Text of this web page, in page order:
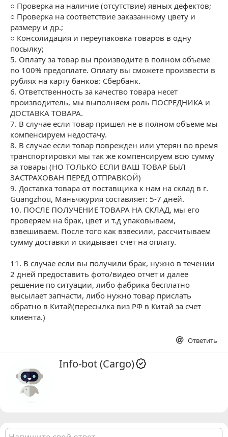
○ Проверка на наличие (отсутствие) явных дефектов;
○ Проверка на соответствие заказанному цвету и
размеру и др.;
○ Консолидация и переупаковка товаров в одну
посылку;
5. Оплату за товар вы производите в полном объеме
по 100% предоплате. Оплату вы сможете произвести в
рублях на карту банков: Сбербанк.
6. Ответственность за качество товара несет
производитель, мы выполняем роль ПОСРЕДНИКА и
ДОСТАВКА ТОВАРА.
7. В случае если товар пришел не в полном объеме мы
компенсируем недостачу.
8. В случае если товар поврежден или утерян во время
транспортировки мы так же компенсируем всю сумму
за товары (НО ТОЛЬКО ЕСЛИ ВАШ ТОВАР БЫЛ
ЗАСТРАХОВАН ПЕРЕД ОТПРАВКОЙ)
9. Доставка товара от поставщика к нам на склад в г.
Guangzhou, Маньчжурия составляет: 5-7 дней.
10. ПОСЛЕ ПОЛУЧЕНИЕ ТОВАРА НА СКЛАД, мы его
проверяем на брак, цвет и т.д упаковываем,
взвешиваем. После того как взвесили, рассчитываем
сумму доставки и скидывает счет на оплату.
11. В случае если вы получили брак, нужно в течении
2 дней предоставить фото/видео отчет и далее
решение по ситуации, либо фабрика бесплатно
высылает запчасти, либо нужно товар прислать
обратно в Китай(пересылка виз РФ в Китай за счет
клиента.)
Ответить
А
в
Info-bot (Cargo)